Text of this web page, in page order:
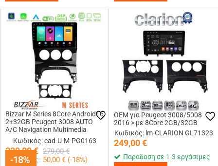
-18%
Bizzar M Series 8Core Android16
2+32GB Peugeot 3008 AUTO
A/C Navigation Multimedia
Tablet 9
Κωδικός: cad-U-M-PG0163
229,00€ 279,00 €
Κερδίζεις: 50,00 € (-18%)
-18%
OEM για Peugeot 3008/5008
2016 > με 8Core 2GB/32GB
Κωδικός: lm-CLARION GL71323
249,00€
Παράδοση σε 1-3 εργάσιμες